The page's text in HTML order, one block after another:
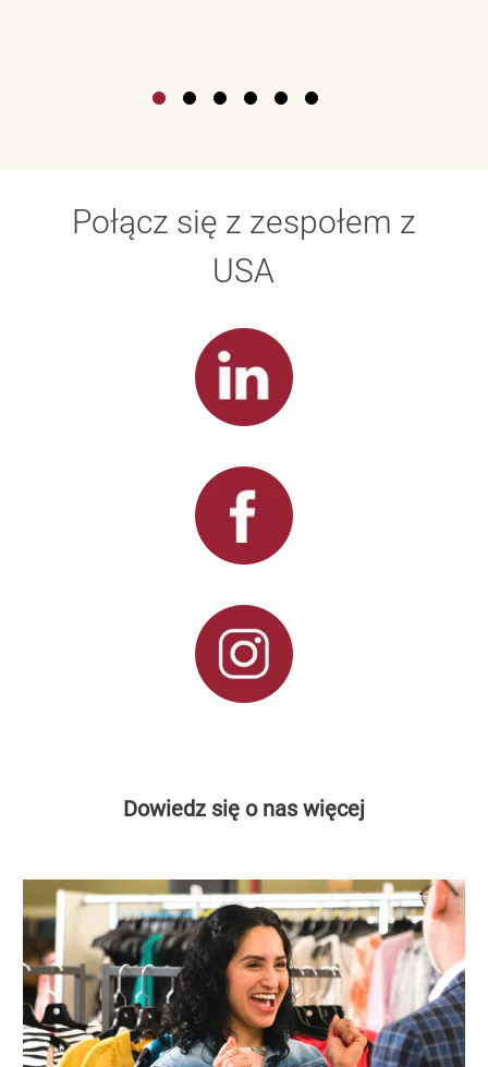
Połącz się z zespołem z
USA
Dowiedz się o nas więcej